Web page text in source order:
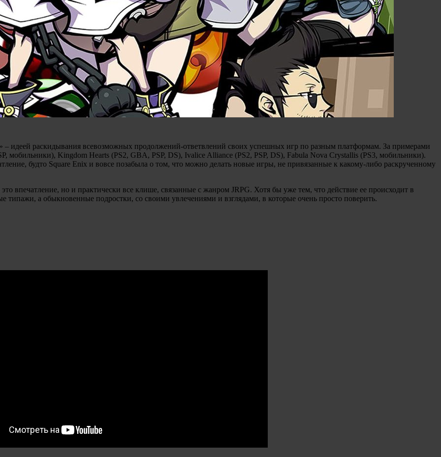
– идеей раскидывания всевозможных продолжений-ответвлений своих успешных игр по разным платформам. За примерами
мобильники), Kingdom Hearts (PS2, GBA, PSP, DS), Ivalice Alliance (PS2, PSP, DS), Fabula Nova Crystallis (PS3, мобильники).
будто Square Enix и вовсе позабыла о том, что можно делать новые игры, не привязанные к какому-либо раскрученному
впечатление, но и практически все клише, связанные с жанром JRPG. Хотя бы уже тем, что действие ее происходит в
а обыкновенные подростки, со своими увлечениями и взглядами, в которые очень просто поверить.